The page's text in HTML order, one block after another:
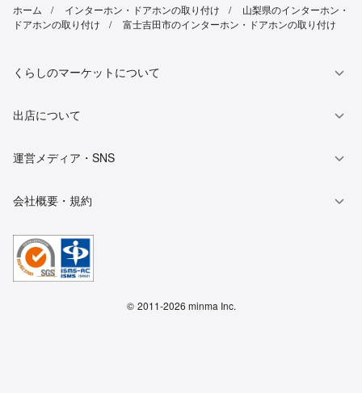
ホーム インターホン・ドアホンの取り付け
山梨県のインターホン・
ドアホンの取り付け
富士吉田市のインターホン・ドアホンの取り付け
くらしのマーケットについて
出店について
運営メディア・SNS
会社概要・規約
© 2011-2026 minma Inc.